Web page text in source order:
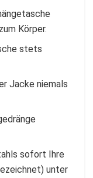
Körper.
stets
Jacke niemals
sofort Ihre
unter